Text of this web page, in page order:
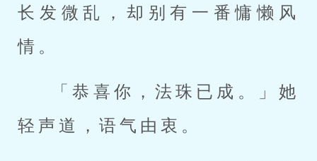
长发微乱，却别有一番慵懒风
情。
「恭喜你，法珠已成。」她
轻声道，语气由衷。